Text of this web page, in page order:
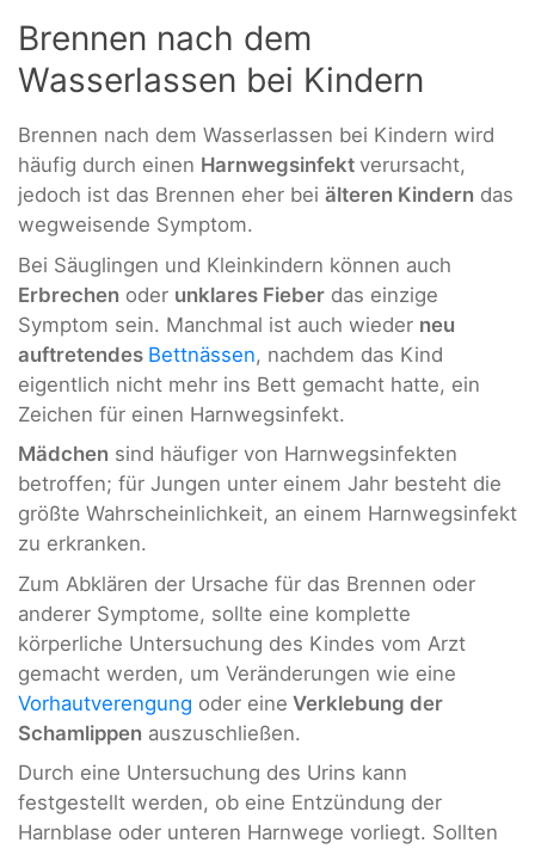
Brennen nach dem
Wasserlassen bei Kindern
Brennen nach dem Wasserlassen bei Kindern wird
häufig durch einen Harnwegsinfekt verursacht,
jedoch ist das Brennen eher bei älteren Kindern das
wegweisende Symptom.
Bei Säuglingen und Kleinkindern können auch
Erbrechen oder unklares Fieber das einzige
Symptom sein. Manchmal ist auch wieder neu
auftretendes Bettnässen, nachdem das Kind
eigentlich nicht mehr ins Bett gemacht hatte, ein
Zeichen für einen Harnwegsinfekt.
Mädchen sind häufiger von Harnwegsinfekten
betroffen; für Jungen unter einem Jahr besteht die
größte Wahrscheinlichkeit, an einem Harnwegsinfekt
zu erkranken.
Zum Abklären der Ursache für das Brennen oder
anderer Symptome, sollte eine komplette
körperliche Untersuchung des Kindes vom Arzt
gemacht werden, um Veränderungen wie eine
Vorhautverengung oder eine Verklebung der
Schamlippen auszuschließen.
Durch eine Untersuchung des Urins kann
festgestellt werden, ob eine Entzündung der
Harnblase oder unteren Harnwege vorliegt. Sollten